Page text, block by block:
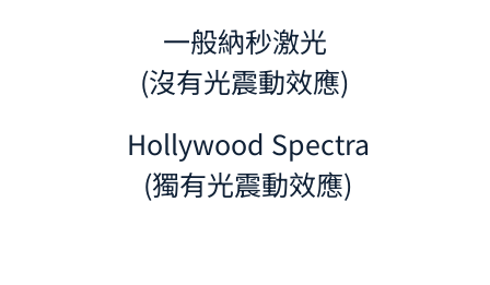
一般納秒激光
(沒有光震動效應)​
Hollywood Spectra
(獨有光震動效應)